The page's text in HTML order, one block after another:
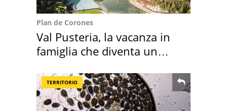
Plan de Corones
Val Pusteria, la vacanza in
famiglia che diventa un
TERRITORIO